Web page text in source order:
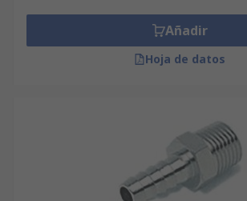
Añadir
Hoja de datos